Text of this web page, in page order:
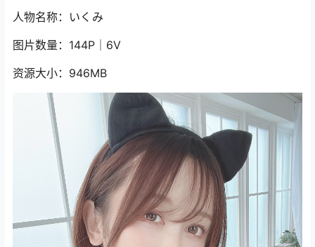
人物名称：いくみ
图片数量：144P｜6V
资源大小：946MB